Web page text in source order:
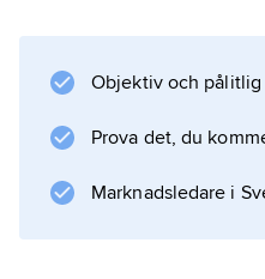
Wigner tilldelades ena
Nobelpris i fysik för
atomkärnorna och
särskilt genom
Objektiv och pålitlig
Prova det, du
Marknadsledare i